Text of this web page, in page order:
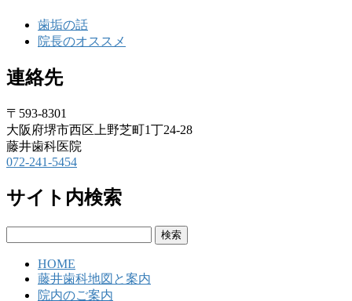
歯垢の話
院長のオススメ
連絡先
〒593-8301
大阪府堺市西区上野芝町1丁24-28
藤井歯科医院
072-241-5454
サイト内検索
HOME
藤井歯科地図と案内
院内のご案内